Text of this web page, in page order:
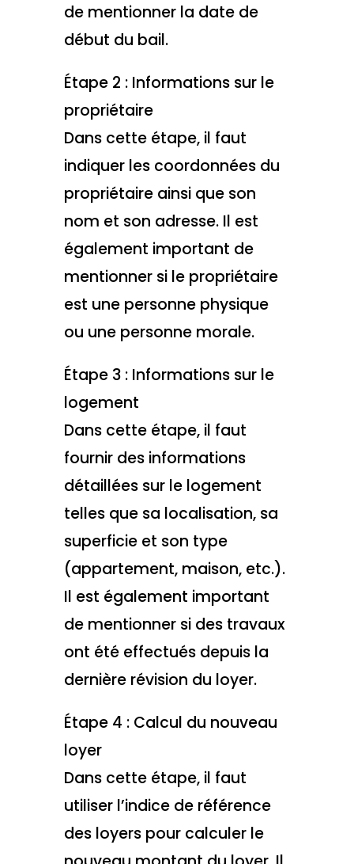
de mentionner la date de
début du bail.
Étape 2 : Informations sur le
propriétaire
Dans cette étape, il faut
indiquer les coordonnées du
propriétaire ainsi que son
nom et son adresse. Il est
également important de
mentionner si le propriétaire
est une personne physique
ou une personne morale.
Étape 3 : Informations sur le
logement
Dans cette étape, il faut
fournir des informations
détaillées sur le logement
telles que sa localisation, sa
superficie et son type
(appartement, maison, etc.).
Il est également important
de mentionner si des travaux
ont été effectués depuis la
dernière révision du loyer.
Étape 4 : Calcul du nouveau
loyer
Dans cette étape, il faut
utiliser l’indice de référence
des loyers pour calculer le